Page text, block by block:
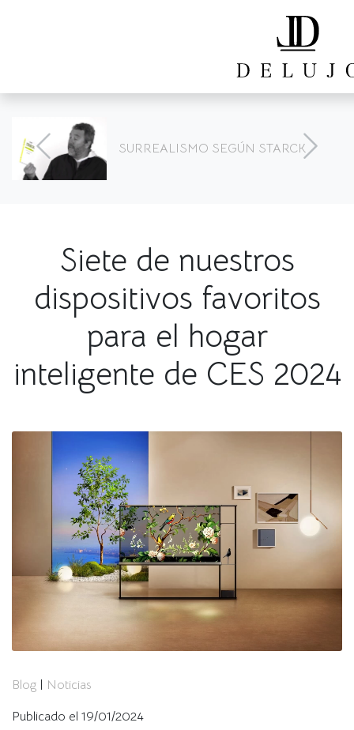
SURREALISMO SEGÚN STARCK
Siete de nuestros
dispositivos favoritos
para el hogar
inteligente de CES 2024
Blog
Noticias
Publicado el 19/01/2024